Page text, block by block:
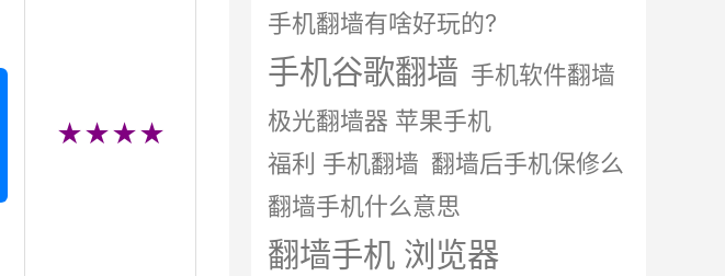
★★★★
手机翻墙有啥好玩的?
手机谷歌翻墙 手机软件翻墙
极光翻墙器 苹果手机
福利 手机翻墙 翻墙后手机保修么
翻墙手机什么意思
翻墙手机 浏览器